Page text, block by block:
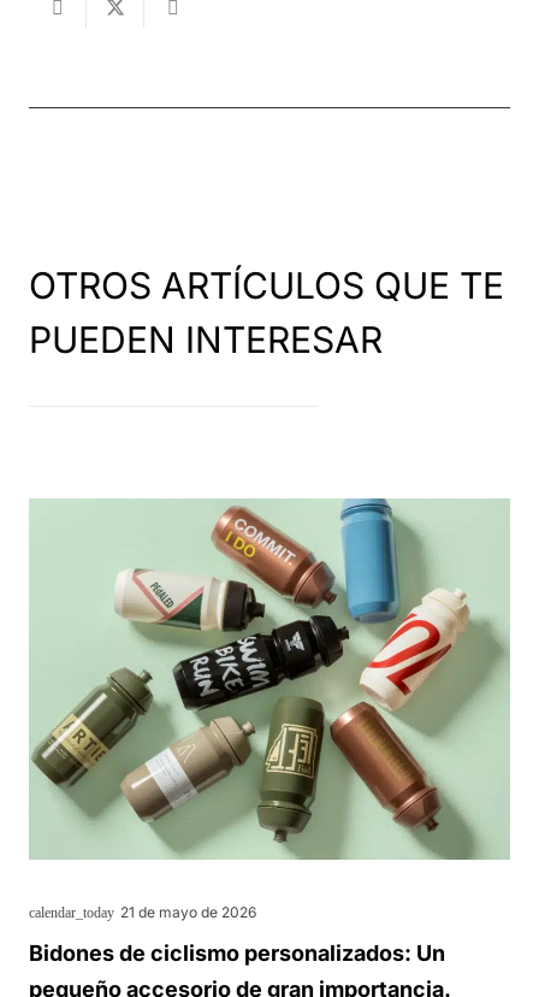
OTROS ARTÍCULOS QUE TE
PUEDEN INTERESAR
calendar_today 21 de mayo de 2026
Bidones de ciclismo personalizados: Un
pequeño accesorio de gran importancia.